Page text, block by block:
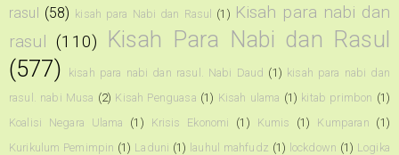
rasul (58) kisah para Nabi dan Rasul (1) Kisah para nabi dan
rasul (110)
Kisah Para Nabi dan Rasul
(577)
kisah para nabi dan rasul. Nabi Daud (1) kisah para nabi dan
rasul. nabi Musa (2) Kisah Penguasa (1) Kisah ulama (1) kitab primbon (1)
Koalisi Negara Ulama
(1) Krisis Ekonomi (1) Kumis (1) Kumparan (1)
Kurikulum Pemimpin (1) Laduni (1) lauhul mahfudz (1) lockdown (1) Logika